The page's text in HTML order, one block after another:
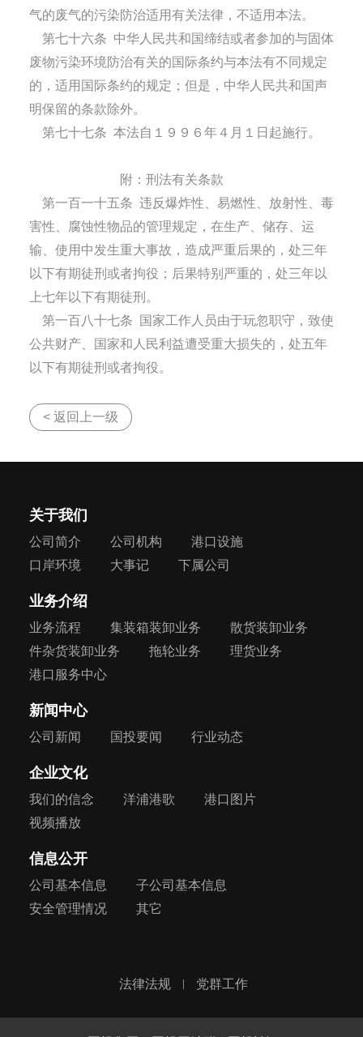
气的废气的污染防治适用有关法律，不适用本法。
第七十六条 中华人民共和国缔结或者参加的与固体
废物污染环境防治有关的国际条约与本法有不同规定
的，适用国际条约的规定；但是，中华人民共和国声
明保留的条款除外。
第七十七条 本法自１９９６年４月１日起施行。
附：刑法有关条款
第一百一十五条 违反爆炸性、易燃性、放射性、毒
害性、腐蚀性物品的管理规定，在生产、储存、运
输、使用中发生重大事故，造成严重后果的，处三年
以下有期徒刑或者拘役；后果特别严重的，处三年以
上七年以下有期徒刑。
第一百八十七条
国家工作人员由于玩忽职守，致使
公共财产、国家和人民利益遭受重大损失的，处五年
以下有期徒刑或者拘役。
< 返回上一级
关于我们
公司简介 公司机构
港口设施
口岸环境
大事记 下属公司
业务介绍
业务流程 集装箱装卸业务
散货装卸业务
件杂货装卸业务
拖轮业务
理货业务
港口服务中心
新闻中心
公司新闻 国投要闻 行业动态
企业文化
我们的信念 洋浦港歌
港口图片
视频播放
信息公开
公司基本信息
子公司基本信息
安全管理情况
其它
法律法规 党群工作